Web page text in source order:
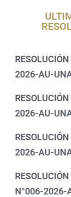
2026-AU-
2026-AU-
2026-AU-
N°006-2026-